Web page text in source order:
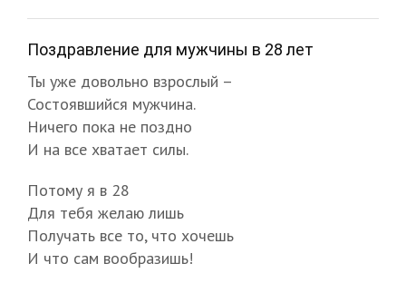
Поздравление для мужчины в 28 лет
Ты уже довольно взрослый –
Состоявшийся мужчина.
Ничего пока не поздно
И на все хватает силы.
Потому я в 28
Для тебя желаю лишь
Получать все то, что хочешь
И что сам вообразишь!